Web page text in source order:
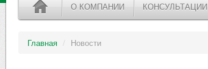
О КОМПАНИИ КОНСУЛЬТАЦИИ
Главная / Новости